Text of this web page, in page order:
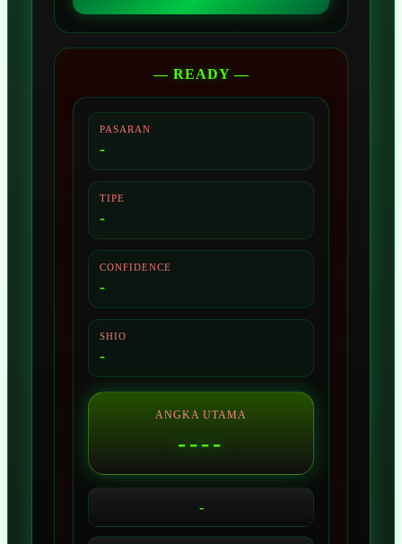
— READY —
PASARAN
-
TIPE
-
CONFIDENCE
-
SHIO
-
ANGKA UTAMA
----
-